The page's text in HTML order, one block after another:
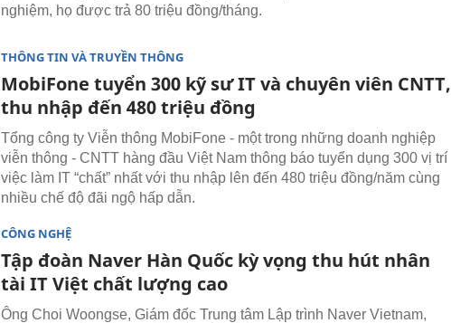
nghiệm, họ được trả 80 triệu đồng/tháng.
THÔNG TIN VÀ TRUYỀN THÔNG
MobiFone tuyển 300 kỹ sư IT và chuyên viên CNTT,
thu nhập đến 480 triệu đồng
Tổng công ty Viễn thông MobiFone - một trong những doanh nghiệp
viễn thông - CNTT hàng đầu Việt Nam thông báo tuyển dụng 300 vị trí
việc làm IT “chất” nhất với thu nhập lên đến 480 triệu đồng/năm cùng
nhiều chế độ đãi ngộ hấp dẫn.
CÔNG NGHỆ
Tập đoàn Naver Hàn Quốc kỳ vọng thu hút nhân
tài IT Việt chất lượng cao
Ông Choi Woongse, Giám đốc Trung tâm Lập trình Naver Vietnam,